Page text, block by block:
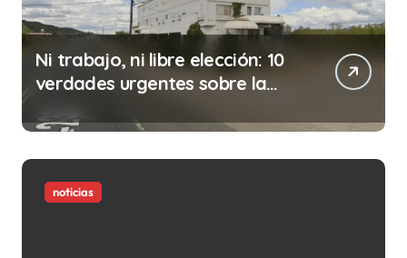
Ni trabajo, ni libre elección: 10
verdades urgentes sobre la
noticias